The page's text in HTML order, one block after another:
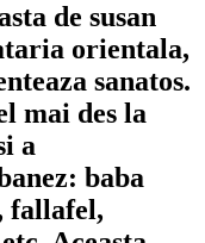
de susan
orientala,
sanatos.
mai des la
a
baba
fallafel,